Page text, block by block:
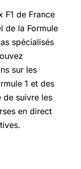
F1 de France
de la Formule
spécialisés
sur les
1 et des
de suivre les
en direct